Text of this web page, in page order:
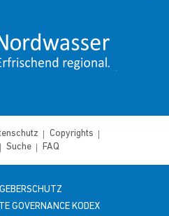
Copyrights
Suche FAQ
GOVERNANCE KODEX